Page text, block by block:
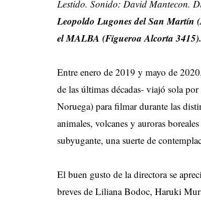
Lestido. Sonido: David Mantecon.
Leopoldo Lugones del San Martín
el MALBA (Figueroa Alcorta
Entre enero de 2019 y mayo de
de las últimas décadas- viajó sola
Noruega) para filmar durante las
animales, volcanes y auroras
subyugante, una suerte de
El buen gusto de la directora se
breves de Liliana Bodoc, Haruki